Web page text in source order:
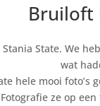
Bruiloft
State. We
wat
hele mooi
ze op